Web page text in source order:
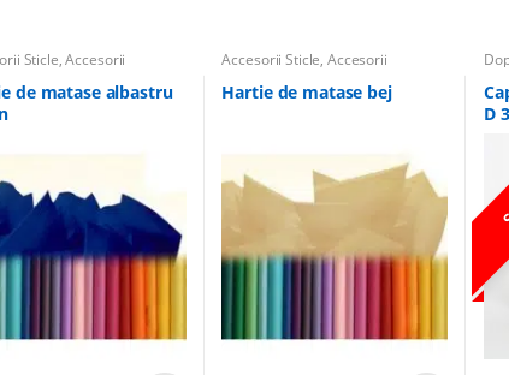
Sticle,Accesorii
Panglici, Hartie de
Panza de Iuta pentru
de matase albastru
Accesorii Sticle, Accesorii
Panglici, Hartie de
Matase, Panza de Iuta pentru
nunta
Hartie de matase bej
Sticle
D